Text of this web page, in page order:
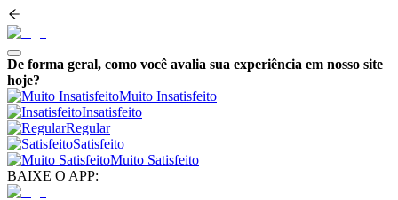
De forma geral, como você avalia sua experiência em nosso site
hoje?
Muito Insatisfeito
Insatisfeito
Regular
Satisfeito
Muito Satisfeito
BAIXE O APP: